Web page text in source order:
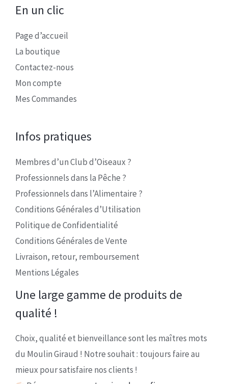
En un clic
Page d’accueil
La boutique
Contactez-nous
Mon compte
Mes Commandes
Infos pratiques
Membres d’un Club d’Oiseaux ?
Professionnels dans la Pêche ?
Professionnels dans l’Alimentaire ?
Conditions Générales d’Utilisation
Politique de Confidentialité
Conditions Générales de Vente
Livraison, retour, remboursement
Mentions Légales
Une large gamme de produits de
qualité !
Choix, qualité et bienveillance sont les maîtres mots
du Moulin Giraud ! Notre souhait : toujours faire au
mieux pour satisfaire nos clients !